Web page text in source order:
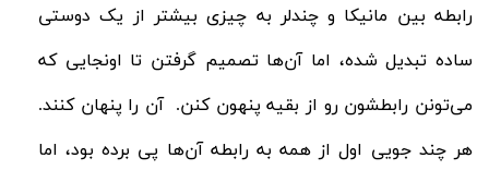
رابطه بین مانیکا و چندلر به چیزی بیشتر از یک دوستی
ساده تبدیل شده، اما آن‌ها تصمیم گرفتن تا اونجایی که
می‌تونن رابطشون رو از بقیه پنهون کنن. آن را پنهان کنند.
هر چند جویی اول از همه به رابطه آن‌ها پی برده بود، اما